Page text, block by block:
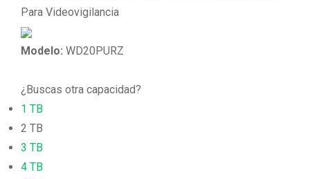
Para Videovigilancia
Modelo: WD20PURZ
¿Buscas otra capacidad?
1 TB
2 TB
3 TB
4 TB